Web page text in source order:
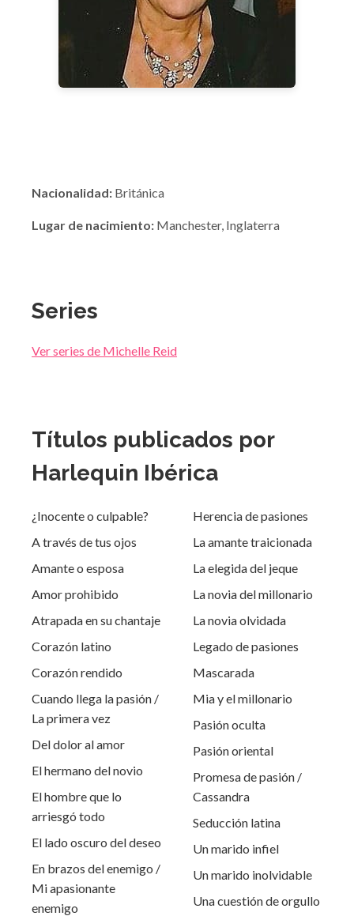
Nacionalidad: Británica
Lugar de nacimiento: Manchester, Inglaterra
Series
Ver series de Michelle Reid
Títulos publicados por
Harlequin Ibérica
¿Inocente o culpable?
A través de tus ojos
Amante o esposa
Amor prohibido
Atrapada en su chantaje
Corazón latino
Corazón rendido
Cuando llega la pasión /
La primera vez
Del dolor al amor
El hermano del novio
El hombre que lo
arriesgó todo
El lado oscuro del deseo
En brazos del enemigo /
Mi apasionante
enemigo
Herencia de pasiones
La amante traicionada
La elegida del jeque
La novia del millonario
La novia olvidada
Legado de pasiones
Mascarada
Mia y el millonario
Pasión oculta
Pasión oriental
Promesa de pasión /
Cassandra
Seducción latina
Un marido infiel
Un marido inolvidable
Una cuestión de orgullo